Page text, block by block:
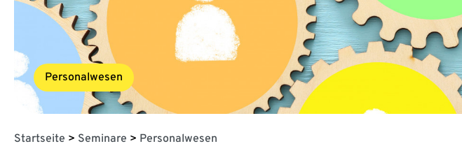
Personalwesen
Startseite > Seminare > Personalwesen